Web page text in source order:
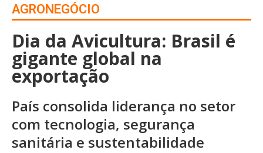
AGRONEGÓCIO
Dia da Avicultura: Brasil é
gigante global na
exportação
País consolida liderança no setor
com tecnologia, segurança
sanitária e sustentabilidade